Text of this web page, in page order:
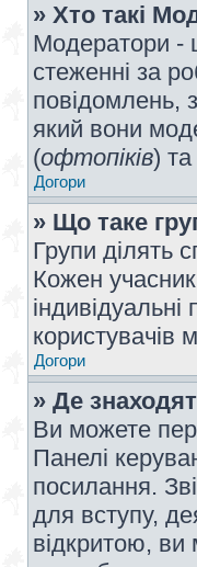
» Хто такі
Модератори -
стеженні за
повідомлень,
який вони
(офтопіків)
Догори
» Що таке
Групи ділять
Кожен
користувачів
Догори
» Де
Ви можете
Панелі
посилання.
для вступу,
відкритою, ви